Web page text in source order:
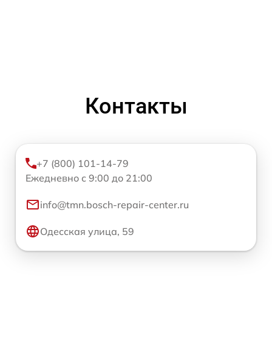
Контакты
+7 (800) 101-14-79
Ежедневно с 9:00 до 21:00
info@tmn.bosch-repair-center.ru
Одесская улица, 59